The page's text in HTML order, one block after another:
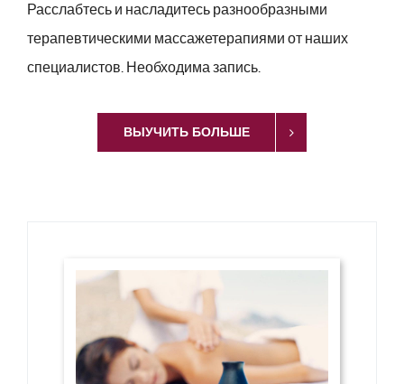
Расслабтесь и насладитесь разнообразными
терапевтическими массажетерапиями от наших
специалистов. Необходима запись.
ВЫУЧИТЬ БОЛЬШЕ